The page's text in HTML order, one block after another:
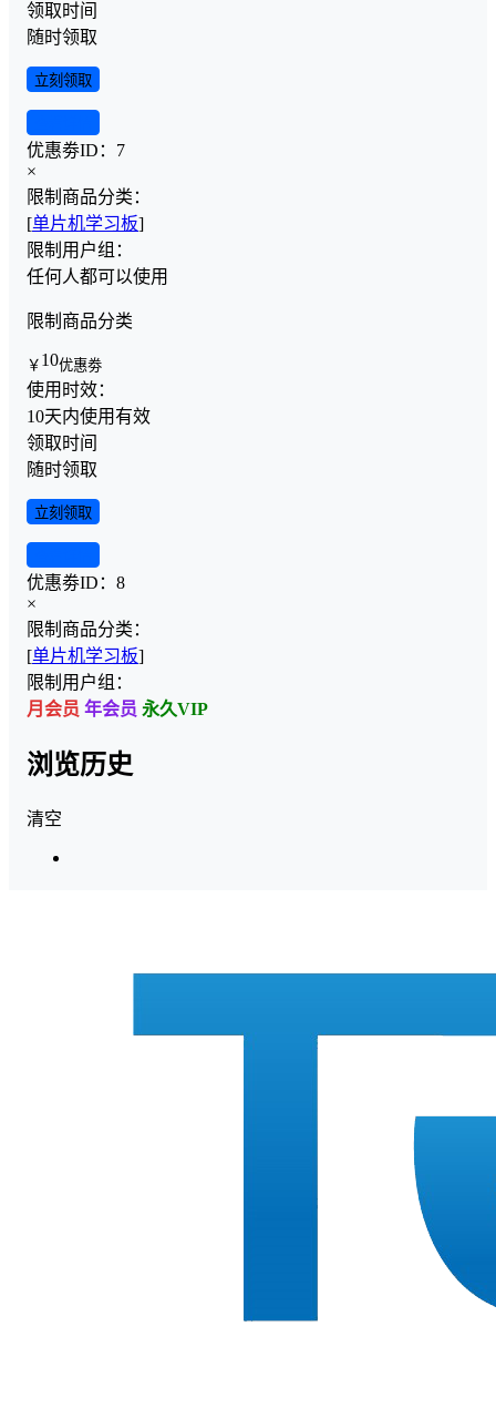
领取时间
随时领取
立刻领取
优惠劵ID： 7
×
限制商品分类：
[单片机学习板]
限制用户组：
任何人都可以使用
限制商品分类
￥ 10优惠劵
使用时效：
10天内使用有效
领取时间
随时领取
立刻领取
优惠劵ID： 8
×
限制商品分类：
[单片机学习板]
限制用户组：
月会员 年会员 永久VIP
浏览历史
清空